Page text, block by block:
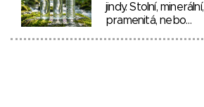
jindy. Stolní, minerální,
pramenitá, nebo…